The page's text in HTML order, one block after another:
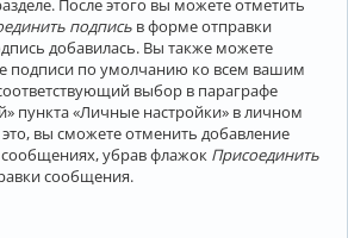
подпись в форме отправки
добавилась. Вы также можете
подписи по умолчанию ко всем вашим
выбор в параграфе
пункта «Личные настройки» в личном
вы сможете отменить добавление
убрав флажок Присоединить
сообщения.